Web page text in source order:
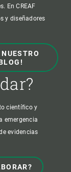
En CREAF
y diseñadores
NUESTRO
científico y
emergencia
evidencias